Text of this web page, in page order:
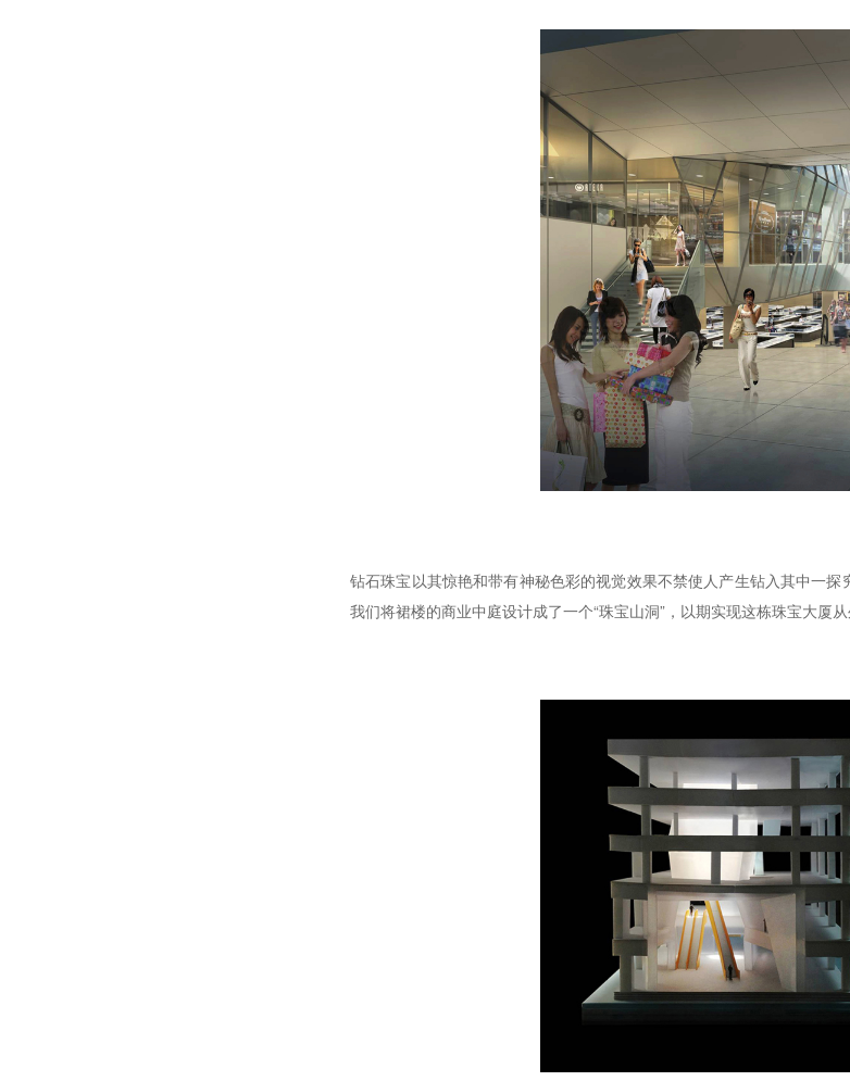
钻石珠宝以其惊艳和带有神秘色彩的视觉效果不禁使人产生钻入其中一探
我们将裙楼的商业中庭设计成了一个“珠宝山洞”，以期实现这栋珠宝大厦从